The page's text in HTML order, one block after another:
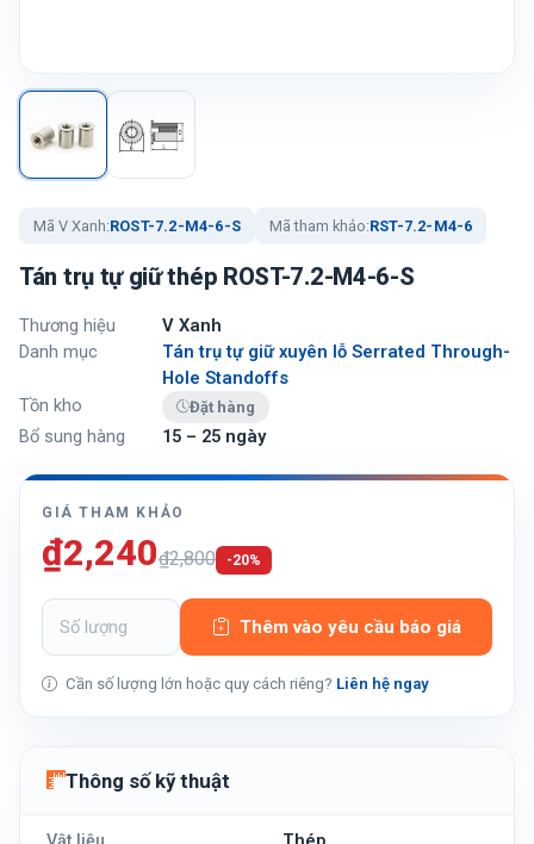
Mã V Xanh:ROST-7.2-M4-6-S Mã tham khảo:RST-7.2-M4-6
Tán trụ tự giữ thép ROST-7.2-M4-6-S
Thương hiệu
V Xanh
Danh mục
Tán trụ tự giữ xuyên lỗ Serrated Through-
Hole Standoffs
Tồn kho
Đặt hàng
Bổ sung hàng 15 – 25 ngày
GIÁ THAM KHẢO
₫2,240₫2,800 -20%
Thêm vào yêu cầu báo giá
Cần số lượng lớn hoặc quy cách riêng? Liên hệ ngay
Thông số kỹ thuật